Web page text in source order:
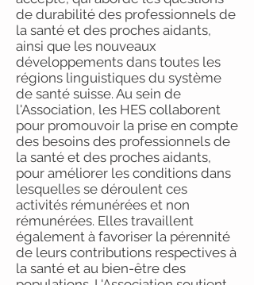
de durabilité des professionnels de
la santé et des proches aidants,
ainsi que les nouveaux
développements dans toutes les
régions linguistiques du système
de santé suisse. Au sein de
l'Association, les HES collaborent
pour promouvoir la prise en compte
des besoins des professionnels de
la santé et des proches aidants,
pour améliorer les conditions dans
lesquelles se déroulent ces
activités rémunérées et non
rémunérées. Elles travaillent
également à favoriser la pérennité
de leurs contributions respectives à
la santé et au bien-être des